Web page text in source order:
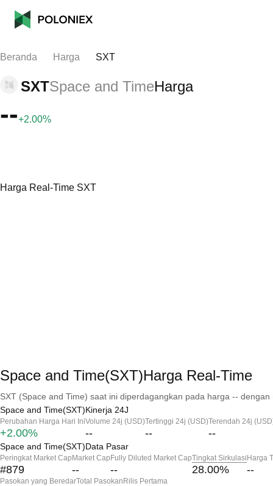
Beranda Harga SXT
SXTSpace and TimeHarga
--+2.00%
Harga Real-Time SXT
Space and Time(SXT)Harga Real-Time
SXT (Space and Time) saat ini diperdagangkan pada harga --
Space and Time(SXT)Kinerja 24J
Perubahan Harga Hari Ini
+2.00%
Volume 24j (USD)
--
Tertinggi 24j (USD)
--
Terendah 24j
--
Space and Time(SXT)Data Pasar
Peringkat Market Cap
#879
Market Cap
--
Fully Diluted Market Cap
--
Tingkat Sirkulasi
28.00%
Harga
--
Pasokan yang BeredarTotal Pasokan Rilis Pertama